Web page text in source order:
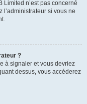
Limited n’est pas concerné
l’administrateur si vous ne
?
à signaler et vous devriez
dessus, vous accéderez